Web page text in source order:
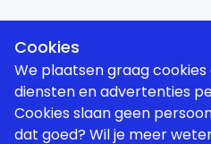
Dutch|English
Wij gebruiken cookies om uw
Cookies
We plaatsen graag
diensten en advertenties
Cookies slaan geen
dat goed? Wil je meer